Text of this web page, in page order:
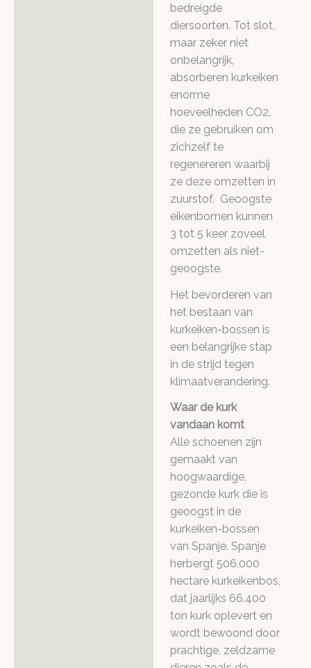
bedreigde
diersoorten. Tot slot,
maar zeker niet
onbelangrijk,
absorberen kurkeiken
enorme
hoeveelheden CO2,
die ze gebruiken om
zichzelf te
regenereren waarbij
ze deze omzetten in
zuurstof. Geoogste
eikenbomen kunnen
3 tot 5 keer zoveel
omzetten als niet-
geoogste.
Het bevorderen van
het bestaan ​​van
kurkeiken-bossen is
een belangrijke stap
in de strijd tegen
klimaatverandering.
Waar de kurk
vandaan komt
Alle schoenen zijn
gemaakt van
hoogwaardige,
gezonde kurk die is
geoogst in de
kurkeiken-bossen
van Spanje. Spanje
herbergt 506.000
hectare kurkeikenbos,
dat jaarlijks 66.400
ton kurk oplevert en
wordt bewoond door
prachtige, zeldzame